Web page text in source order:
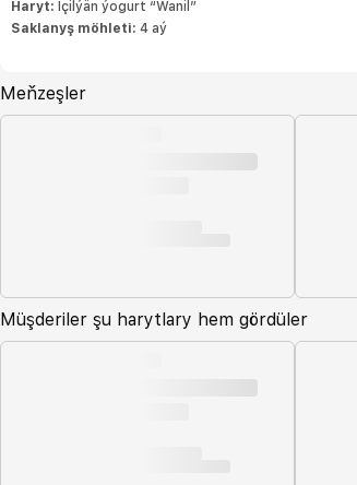
Haryt: Içilýän ýogurt “Wanil”
Saklanyş möhleti: 4 aý
Meňzeşler
Müşderiler şu harytlary hem gördüler